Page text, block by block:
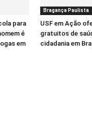
para
é
em
Bragança Paulista
USF em Ação
gratuitos de
cidadania em